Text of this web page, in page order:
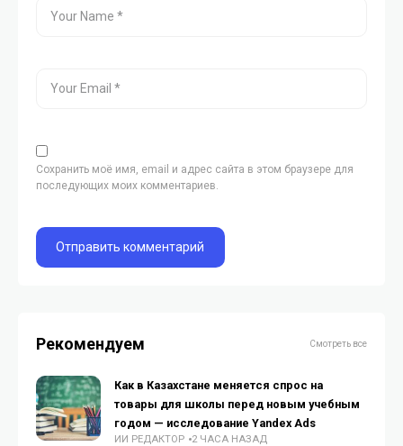
Сохранить моё имя, email и адрес сайта в этом браузере для
последующих моих комментариев.
Рекомендуем Смотреть все
Как в Казахстане меняется спрос на
товары для школы перед новым учебным
годом — исследование Yandex Ads
ИИ РЕДАКТОР 2 ЧАСА НАЗАД